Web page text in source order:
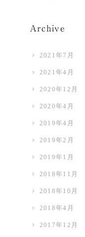
Archive
2021年7月
2021年4月
2020年12月
2020年4月
2019年4月
2019年2月
2019年1月
2018年11月
2018年10月
2018年4月
2017年12月